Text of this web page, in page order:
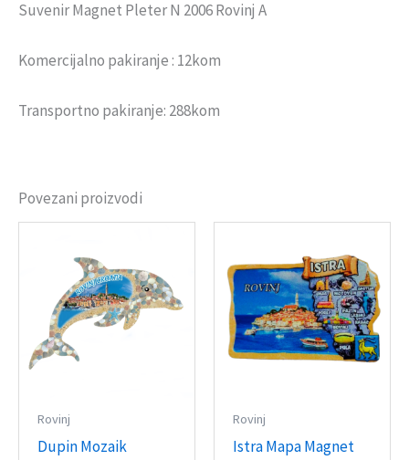
Suvenir Magnet Pleter N 2006 Rovinj A
Komercijalno pakiranje : 12kom
Transportno pakiranje: 288kom
Povezani proizvodi
Rovinj
Dupin Mozaik
Rovinj
Istra Mapa Magnet